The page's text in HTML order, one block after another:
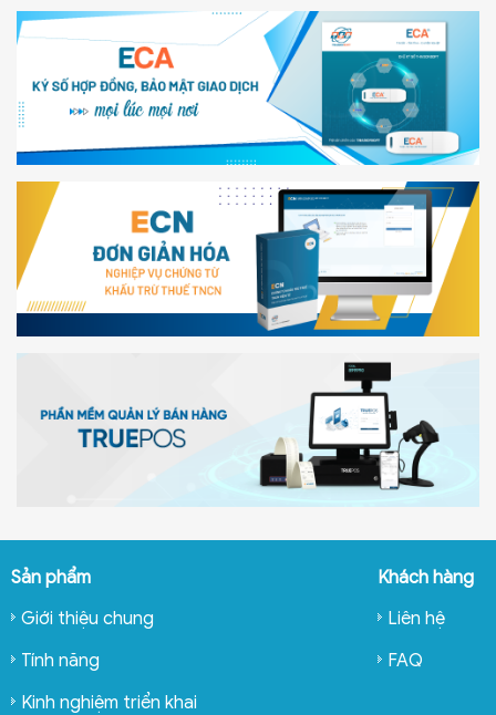
Sản phẩm
Giới thiệu chung
Tính năng
Kinh nghiệm triển khai
Khách hàng
Liên hệ
FAQ